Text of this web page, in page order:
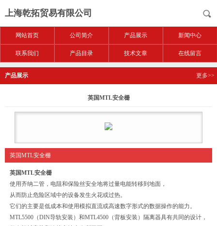
上海乾拓贸易有限公司
网站首页 公司简介 产品展示 新闻中心
联系我们 产品目录 技术文章 在线留言
产品展示 更多>>
英国MTL安全栅
英国MTL安全栅
英国MTL安全栅
使用齐纳二管，电阻和保险丝安全地将过量电能转移到地面，
从而防止危险区域中的设备发生火花或过热。
它们的主要是低成本和使用模拟直流或高速数字形式的数据操作的能力。
MTL5500（DIN导轨安装）和MTL4500（背板安装）隔离器具有共同的设计，